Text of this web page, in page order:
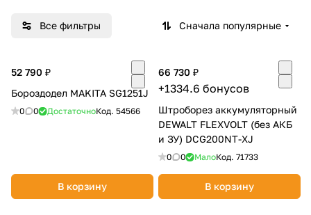
Все фильтры Сначала популярные
52 790 ₽
Бороздодел MAKITA SG1251J
0 0 ДостаточноКод. 54566
В корзину
66 730 ₽
+1334.6 бонусов
Штроборез аккумуляторный
DEWALT FLEXVOLT (без АКБ
и ЗУ) DCG200NT-XJ
0 0 МалоКод. 71733
В корзину
Добавляйте товары
Оплачивайте сегодня только
% картой любого банка
Получайте товар